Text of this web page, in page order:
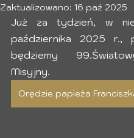
Zaktualizowano: 16 paź 2025
Już za tydzień, w
października 2025 r.,
będziemy
Misyjny.